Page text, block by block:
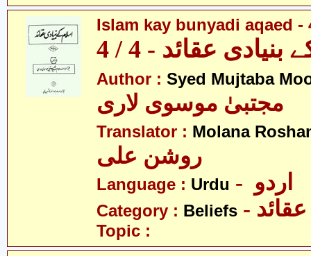
Islam kay bunyadi aqaed -
عقائد - 4 / 4
Author : Syed Mujtaba
مجتبیٰ موسوی لاری
Translator : Molana
روشن علی
Language : Urdu
Category : Beliefs - عقائد
Topic :